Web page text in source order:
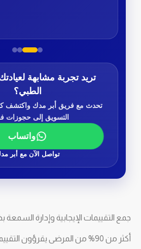
تريد تجربة مشابهة
الطبي؟
تحدث مع فريق أبر مدك واكتشف
التسويق إلى حجوزات
واتساب
تواصل الآن مع أبر
جمع التقييمات الإيجابية وإدارة السمعة
أكثر من 90% من المرضى يقرؤون